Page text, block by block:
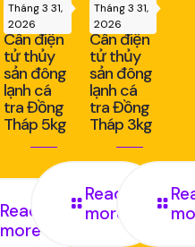
Read
more
Tháng 3 31,
2026
Cân điện
tử thủy
sản đông
lạnh cá
tra Đồng
Tháp 5kg
Read
more
Tháng 3 31,
2026
Cân điện
tử thủy
sản đông
lạnh cá
tra Đồng
Tháp 3kg